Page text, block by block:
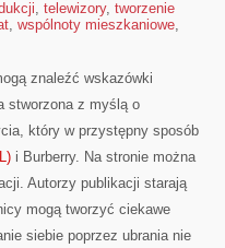
, telewizory, tworzenie
, wspólnoty mieszkaniowe,
znaleźć wskazówki
stworzona z myślą o
który w przystępny sposób
i Burberry. Na stronie można
Autorzy publikacji starają
mogą tworzyć ciekawe
siebie poprzez ubrania nie